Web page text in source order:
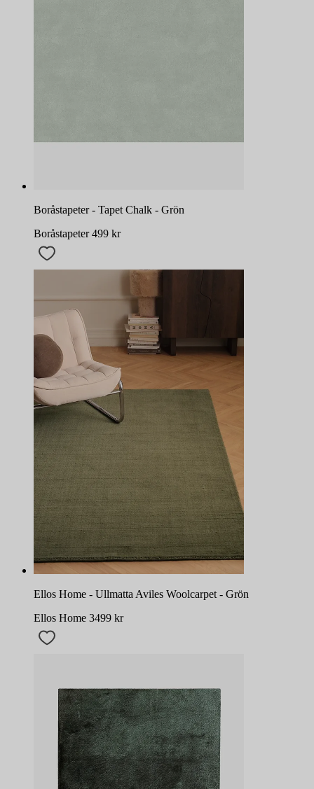
Boråstapeter - Tapet Chalk - Grön
Boråstapeter 499 kr
Ellos Home - Ullmatta Aviles Woolcarpet - Grön
Ellos Home 3499 kr